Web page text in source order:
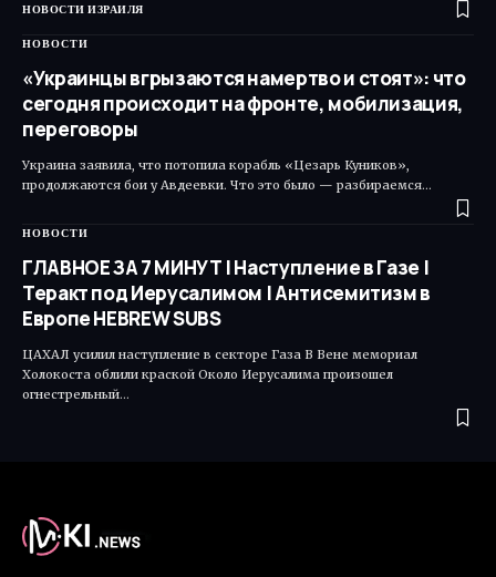
НОВОСТИ ИЗРАИЛЯ
НОВОСТИ
«Украинцы вгрызаются намертво и стоят»: что
сегодня происходит на фронте, мобилизация,
переговоры
Украина заявила, что потопила корабль «Цезарь Куников»,
продолжаются бои у Авдеевки. Что это было — разбираемся…
НОВОСТИ
ГЛАВНОЕ ЗА 7 МИНУТ | Наступление в Газе |
Теракт под Иерусалимом | Антисемитизм в
Европе HEBREW SUBS
ЦАХАЛ усилил наступление в секторе Газа В Вене мемориал
Холокоста облили краской Около Иерусалима произошел
огнестрельный…